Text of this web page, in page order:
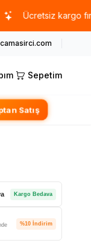
kargo fırsatı -
Sepetim
Satış
Kargo Bedava
%10 İndirim